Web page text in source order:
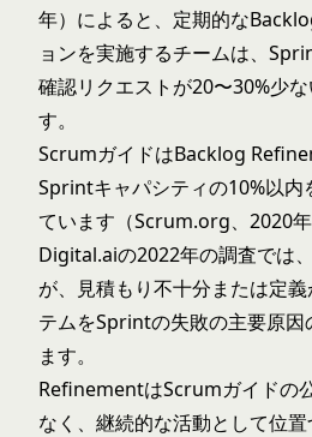
年）によると、定期的な
ョンを実施するチームは、
確認リクエストが20〜30%少
す。
ScrumガイドはBacklog
Sprintキャパシティの10%以内
ています（Scrum.org、2020年
Digital.aiの2022年の調査では
が、見積もり不十分または定
テムをSprintの失敗の主要原因
ます。
RefinementはScrumガイドの
なく、継続的な活動として位